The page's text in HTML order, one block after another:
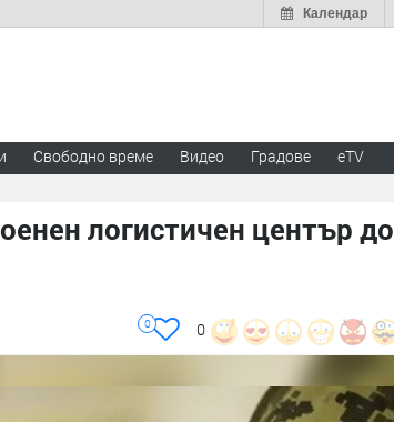
Календар
Свободно време Видео Градове eTV
логистичен център до
0
0